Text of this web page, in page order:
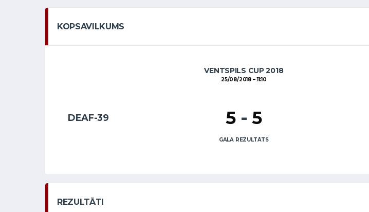
KOPSAVILKUMS
VENTSPILS CUP 2018
25/08/2018 11:10
DEAF-39 5 - 5
GALA REZULTĀTS
REZULTĀTI